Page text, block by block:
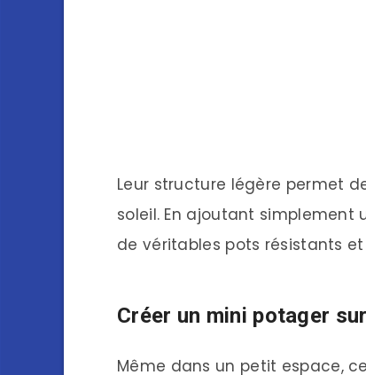
Leur structure légère permet
soleil. En ajoutant simplement
de véritables pots résistants
Créer un mini potager
Même dans un petit espace,